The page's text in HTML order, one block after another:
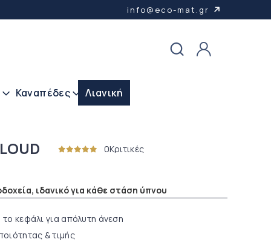
info@eco-mat.gr
Καναπέδες Λιανική
0Κριτικές
ιδανικό για κάθε στάση ύπνου
κεφάλι για απόλυτη άνεση
& τιμής